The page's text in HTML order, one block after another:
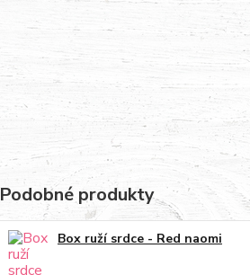
Podobné produkty
Box ruží srdce - Red naomi